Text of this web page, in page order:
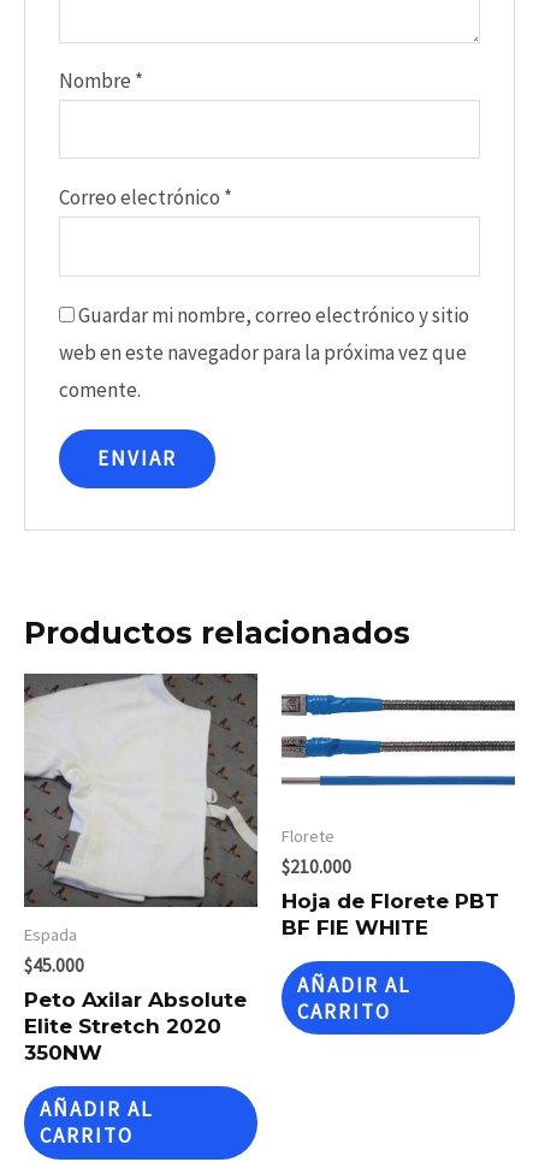
Nombre *
Correo electrónico *
Guardar mi nombre, correo electrónico y sitio
web en este navegador para la próxima vez que
comente.
Productos relacionados
Espada
$45.000
Peto Axilar Absolute
Elite Stretch 2020
350NW
AÑADIR AL
CARRITO
Florete
$210.000
Hoja de Florete PBT
BF FIE WHITE
AÑADIR AL
CARRITO